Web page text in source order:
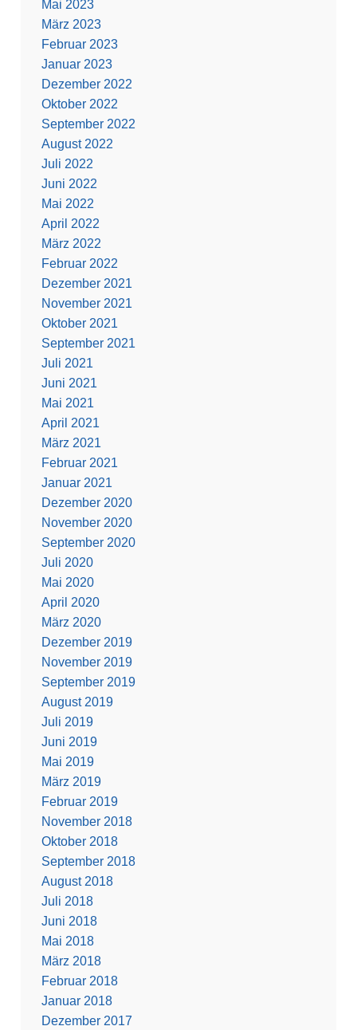
Mai 2023
März 2023
Februar 2023
Januar 2023
Dezember 2022
Oktober 2022
September 2022
August 2022
Juli 2022
Juni 2022
Mai 2022
April 2022
März 2022
Februar 2022
Dezember 2021
November 2021
Oktober 2021
September 2021
Juli 2021
Juni 2021
Mai 2021
April 2021
März 2021
Februar 2021
Januar 2021
Dezember 2020
November 2020
September 2020
Juli 2020
Mai 2020
April 2020
März 2020
Dezember 2019
November 2019
September 2019
August 2019
Juli 2019
Juni 2019
Mai 2019
März 2019
Februar 2019
November 2018
Oktober 2018
September 2018
August 2018
Juli 2018
Juni 2018
Mai 2018
März 2018
Februar 2018
Januar 2018
Dezember 2017